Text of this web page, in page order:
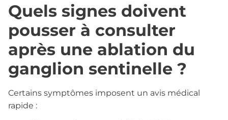
Quels signes doivent
pousser à consulter
après une ablation du
ganglion sentinelle ?
Certains symptômes imposent un avis médical
rapide :